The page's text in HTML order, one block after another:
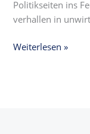
Politikseiten ins
verhallen in
Weiterlesen »